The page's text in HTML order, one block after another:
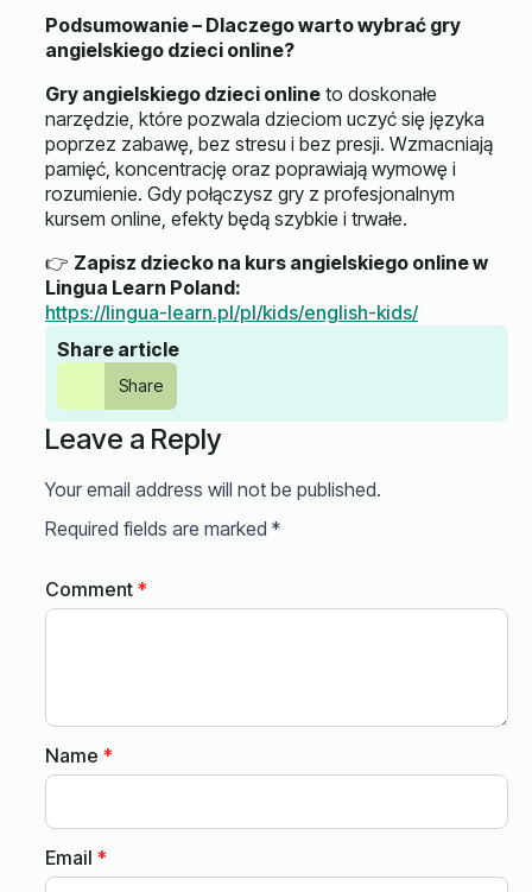
Podsumowanie – Dlaczego warto wybrać gry
angielskiego dzieci online?
Gry angielskiego dzieci online to doskonałe
narzędzie, które pozwala dzieciom uczyć się języka
poprzez zabawę, bez stresu i bez presji. Wzmacniają
pamięć, koncentrację oraz poprawiają wymowę i
rozumienie. Gdy połączysz gry z profesjonalnym
kursem online, efekty będą szybkie i trwałe.
👉 Zapisz dziecko na kurs angielskiego online w
Lingua Learn Poland:
https://lingua-learn.pl/pl/kids/english-kids/
Share article
Share
Leave a Reply
Your email address will not be published.
Required fields are marked *
Comment *
Name *
Email *